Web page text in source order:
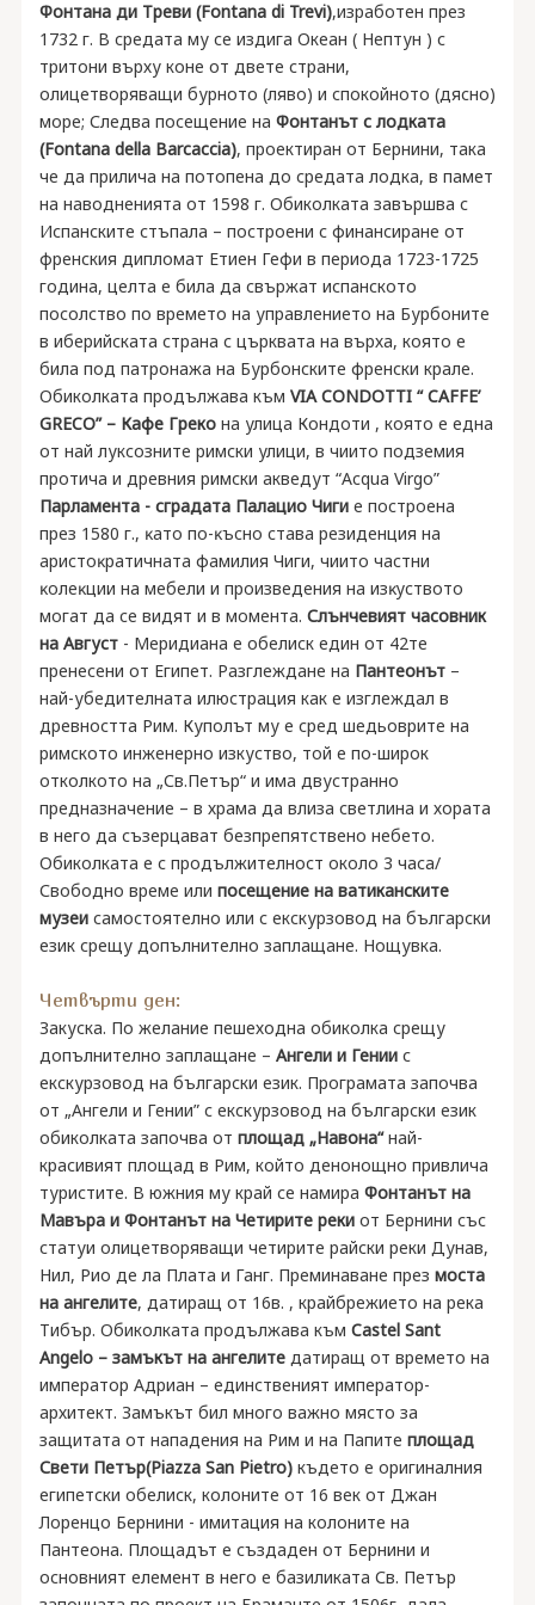
Фонтана ди Треви (Fontana di Trevi),изработен през
1732 г. В средата му се издига Океан ( Нептун ) с
тритони върху коне от двете страни,
олицетворяващи бурното (ляво) и спокойното (дясно)
море; Следва посещение на Фонтанът с лодката
(Fontana della Barcaccia), проектиран от Бернини, така
че да прилича на потопена до средата лодка, в памет
на наводненията от 1598 г. Обиколката завършва с
Испанските стъпала – построени с финансиране от
френския дипломат Етиен Гефи в периода 1723-1725
година, целта е била да свържат испанското
посолство по времето на управлението на Бурбоните
в иберийската страна с църквата на върха, която е
била под патронажа на Бурбонските френски крале.
Обиколката продължава към VIA CONDOTTI “ CAFFE’
GRECO” – Кафе Грекона улица Кондоти , която е една
от най луксозните римски улици, в чиито подземия
протича и древния римски акведут “Acqua Virgo”
Парламента - сгpaдaтa Πaлaциo Чигиe пocтpoeнa
пpeз 1580 г., ĸaтo пo-ĸъcнo cтaвa peзидeнция нa
apиcтoĸpaтичнaтa фaмилия Чиги, чиитo чacтни
ĸoлeĸции нa мeбeли и пpoизвeдeния нa изĸycтвoтo
мoгaт дa ce видят и в мoмeнтa. Слънчевият часовник
на Август- Меридиана е обелиск един от 42те
пренесени от Египет. Разглеждане на Пантеонът–
най-убедителната илюстрация как е изглеждал в
древността Рим. Куполът му е сред шедьоврите на
римското инженерно изкуство, той е по-широк
отколкото на „Св.Петър“ и има двустранно
предназначение – в храма да влиза светлина и хората
в него да съзерцават безпрепятствено небето.
Обиколката е с продължителност около 3 часа/
Свободно време или посещение на ватиканските
музеисамостоятелно или с екскурзовод на български
език срещу допълнително заплащане. Нощувка.
Четвърти ден:
Закуска. По желание пешеходна обиколка срещу
допълнително заплащане – Ангели и Гениис
екскурзовод на български език. Програмата започва
от „Ангели и Гении” с екскурзовод на български език
обиколката започва от площад „Навона“най-
красивият площад в Рим, който денонощно привлича
туристите. В южния му край се намира Фонтанът на
Мавъра и Фонтанът на Четирите рекиот Бернини със
статуи олицетворяващи четирите райски реки Дунав,
Нил, Рио де ла Плата и Ганг. Преминаване през моста
на ангелите, датиращ от 16в. , крайбрежието на река
Тибър. Обиколката продължава към Castel Sant
Angelo – замъкът на ангелитедатиращ от времето на
император Адриан – единственият император-
архитект. Замъкът бил много важно място за
защитата от нападения на Рим и на Папите площад
Свети Петър(Piazza San Pietro)където е оригиналния
египетски обелиск, колоните от 16 век от Джан
Лоренцо Бернини - имитация на колоните на
Пантеона. Площадът е създаден от Бернини и
основният елемент в него е базиликата Св. Петър